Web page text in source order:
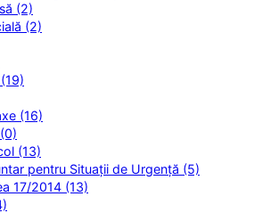
(2)
(2)
(16)
(13)
pentru Situații de Urgență (5)
17/2014 (13)